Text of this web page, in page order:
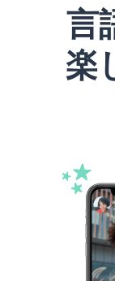
言
楽